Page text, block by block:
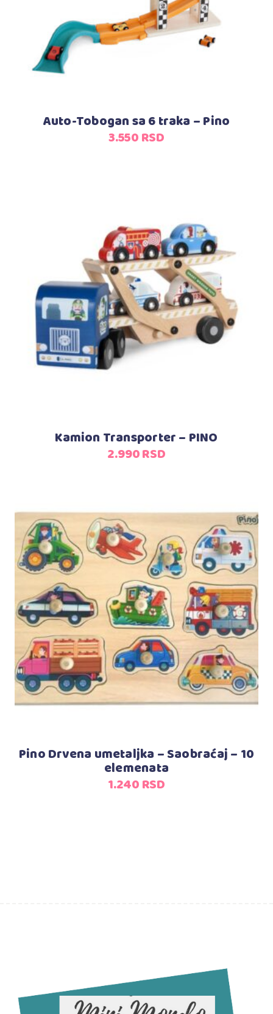
Auto-Tobogan sa 6 traka – Pino
3.550RSD
Dodaj u korpu
Kamion Transporter – PINO
2.990RSD
Dodaj u korpu
Pino Drvena umetaljka – Saobraćaj – 10
elemenata
1.240RSD